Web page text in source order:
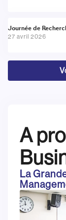
Actualité
Journée de
27 avril 2026
A
La